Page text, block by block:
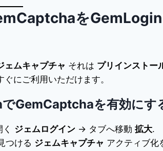
を
ェムキャプチャ それは プリインストー
ぐにご利用いただけます。
GemCaptchaを有効にす
ジェムログイン → タブへ移動 拡大.
つける ジェムキャプチャ アクティブ化